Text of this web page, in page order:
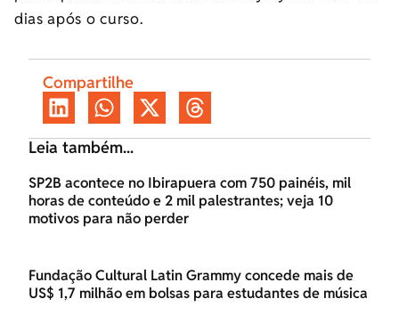
dias após o curso.
Compartilhe
Leia também...
SP2B acontece no Ibirapuera com 750 painéis, mil
horas de conteúdo e 2 mil palestrantes; veja 10
motivos para não perder
Fundação Cultural Latin Grammy concede mais de
US$ 1,7 milhão em bolsas para estudantes de música